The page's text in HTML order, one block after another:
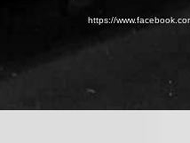
https://